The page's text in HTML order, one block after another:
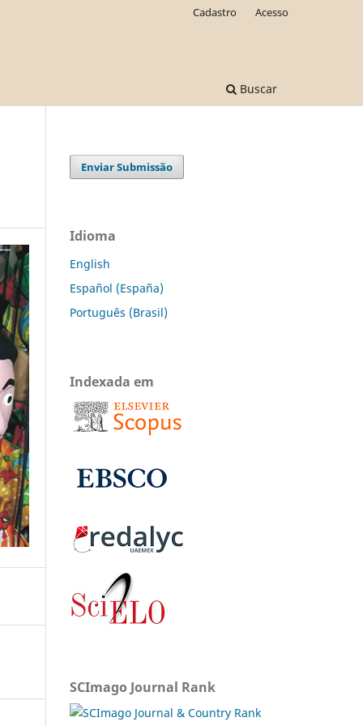
Buscar
Cadastro Acesso
Enviar Submissão
Idioma
English
Español (España)
Português (Brasil)
Indexada em
SCImago Journal Rank